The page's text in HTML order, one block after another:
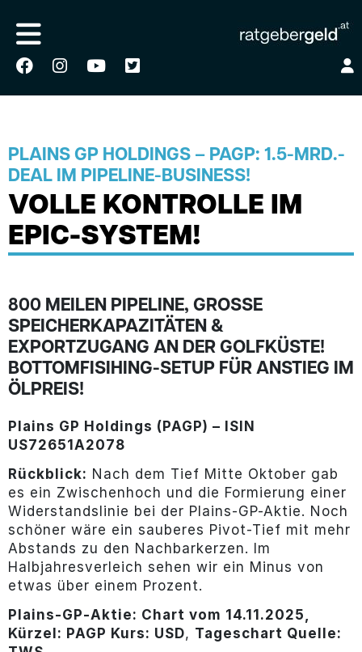
PLAINS GP HOLDINGS – PAGP: 1.5-MRD.-
DEAL IM PIPELINE-BUSINESS!
VOLLE KONTROLLE IM
EPIC-SYSTEM!
800 MEILEN PIPELINE, GROSSE S
PEICHERKAPAZITÄTEN & E
XPORTZUGANG AN DER GOLFKÜSTE! B
OTTOMFISIHING-SETUP FÜR ANSTIEG IM Ö
LPREIS!
Plains GP Holdings (PAGP) – ISIN
US72651A2078
Rückblick: Nach dem Tief Mitte Oktober gab
es ein Zwischenhoch und die Formierung einer
Widerstandslinie bei der Plains-GP-Aktie. Noch
schöner wäre ein sauberes Pivot-Tief mit mehr
Abstands zu den Nachbarkerzen. Im
Halbjahresverleich sehen wir ein Minus von
etwas über einem Prozent.
Plains-GP-Aktie: Chart vom 14.11.2025,
Kürzel: PAGP Kurs: USD, Tageschart Quelle: